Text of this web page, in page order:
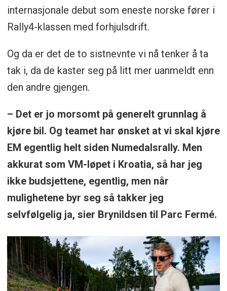
internasjonale debut som eneste norske fører i
Rally4-klassen med forhjulsdrift.
Og da er det de to sistnevnte vi nå tenker å ta
tak i, da de kaster seg på litt mer uanmeldt enn
den andre gjengen.
– Det er jo morsomt på generelt grunnlag å
kjøre bil. Og teamet har ønsket at vi skal kjøre
EM egentlig helt siden Numedalsrally. Men
akkurat som VM-løpet i Kroatia, så har jeg
ikke budsjettene, egentlig, men når
mulighetene byr seg så takker jeg
selvfølgelig ja, sier Brynildsen til Parc Fermé.